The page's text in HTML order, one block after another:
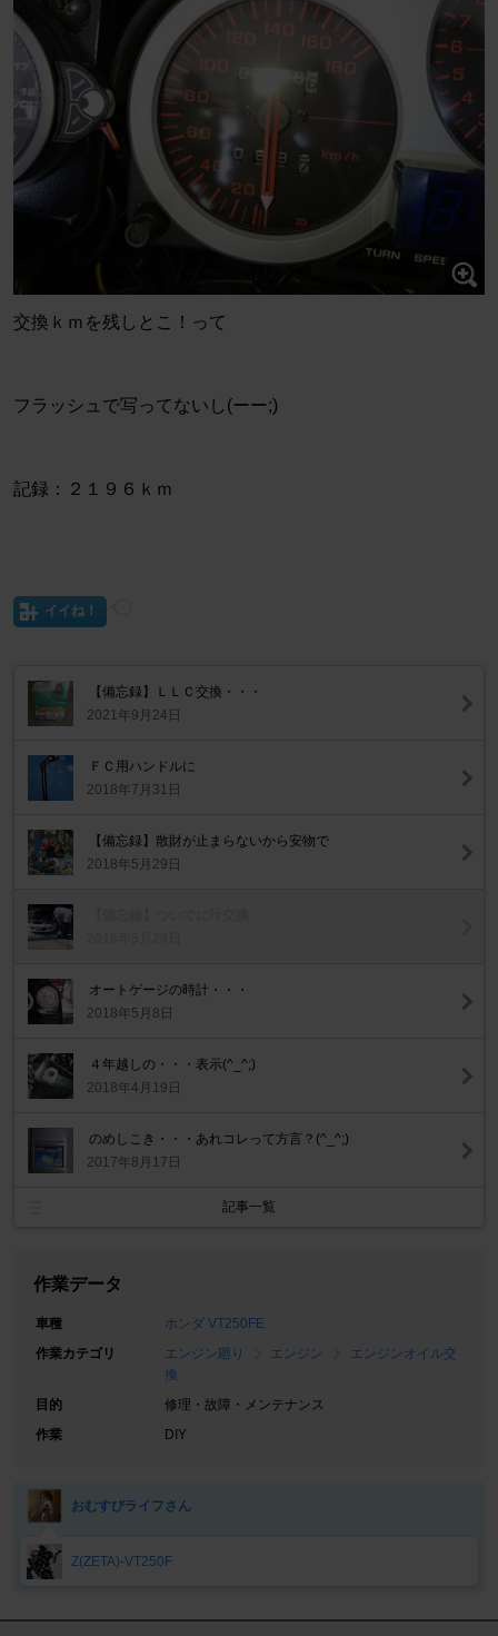
交換ｋｍを残しとこ！って
フラッシュで写ってないし(ーー;)
記録：２１９６ｋｍ
イイね！
【備忘録】ＬＬＣ交換・・・
2021年9月24日
ＦＣ用ハンドルに
2018年7月31日
【備忘録】散財が止まらないから安物で
2018年5月29日
オートゲージの時計・・・
2018年5月8日
４年越しの・・・表示(^_^;)
2018年4月19日
のめしこき・・・あれコレって方言？(^_^;)
2017年8月17日
記事一覧
作業データ
車種
ホンダ VT250FE
作業カテゴリ
エンジン廻り エンジン
エンジンオイル交
換
目的
修理・故障・メンテナンス
作業
DIY
おむすびライフさん
Z(ZETA)-VT250F